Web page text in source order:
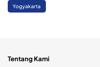
Yogyakarta
Tentang Kami